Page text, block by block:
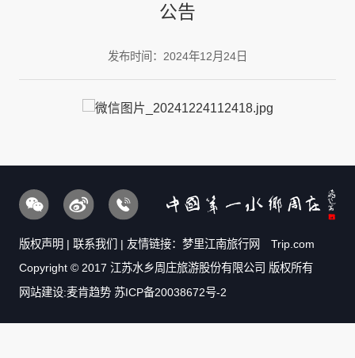
公告
发布时间：2024年12月24日
版权声明 | 联系我们 | 友情链接： 梦里江南旅行网
Trip.com
Copyright © 2017 江苏水乡周庄旅游股份有限公司 版权所有
网站建设:麦肯趋势 苏ICP备20038672号-2